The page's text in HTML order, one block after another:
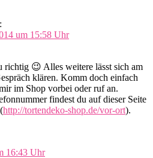
um 15:58 Uhr
richtig 😉 Alles weitere lässt sich am
klären. Komm doch einfach
im Shop vorbei oder ruf an.
findest du auf dieser Seite
http://tortendeko-shop.de/vor-ort).
16:43 Uhr